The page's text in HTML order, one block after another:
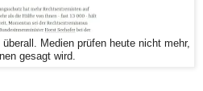
Medien prüfen heute nicht mehr,
gesagt wird.